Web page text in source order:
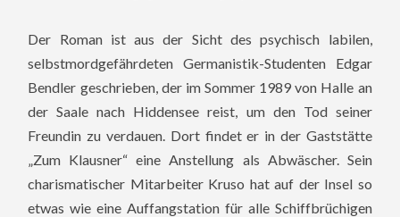
Der Roman ist aus der Sicht des psychisch labilen,
selbstmordgefährdeten Germanistik-Studenten Edgar
Bendler geschrieben, der im Sommer 1989 von Halle an
der Saale nach Hiddensee reist, um den Tod seiner
Freundin zu verdauen. Dort findet er in der Gaststätte
„Zum Klausner“ eine Anstellung als Abwäscher. Sein
charismatischer Mitarbeiter Kruso hat auf der Insel so
etwas wie eine Auffangstation für alle Schiffbrüchigen